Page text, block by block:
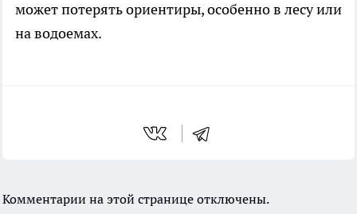
может потерять ориентиры, особенно в лесу или
на водоемах.
Комментарии на этой странице отключены.